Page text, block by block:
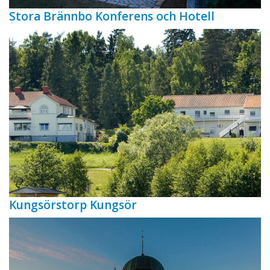
Stora Brännbo Konferens och Hotell
Kungsörstorp Kungsör